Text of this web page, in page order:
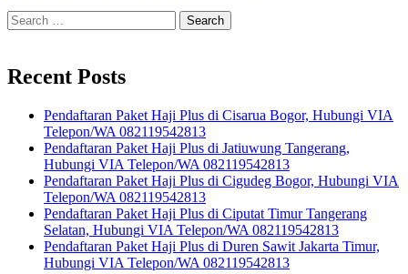
Search
for:
Recent Posts
Pendaftaran Paket Haji Plus di Cisarua Bogor, Hubungi VIA
Telepon/WA 082119542813
Pendaftaran Paket Haji Plus di Jatiuwung Tangerang,
Hubungi VIA Telepon/WA 082119542813
Pendaftaran Paket Haji Plus di Cigudeg Bogor, Hubungi VIA
Telepon/WA 082119542813
Pendaftaran Paket Haji Plus di Ciputat Timur Tangerang
Selatan, Hubungi VIA Telepon/WA 082119542813
Pendaftaran Paket Haji Plus di Duren Sawit Jakarta Timur,
Hubungi VIA Telepon/WA 082119542813